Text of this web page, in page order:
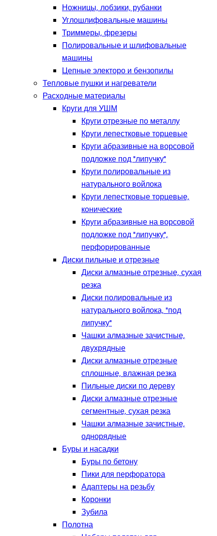
Ножницы, лобзики, рубанки
Углошлифовальные машины
Триммеры, фрезеры
Полировальные и шлифовальные
машины
Цепные электоро и бензопилы
Тепловые пушки и нагреватели
Расходные материалы
Круги для УШМ
Круги отрезные по металлу
Круги лепестковые торцевые
Круги абразивные на ворсовой
подложке под "липучку"
Круги полировальные из
натурального войлока
Круги лепестковые торцевые,
конические
Круги абразивные на ворсовой
подложке под "липучку",
перфорированные
Диски пильные и отрезные
Диски алмазные отрезные, сухая
резка
Диски полировальные из
натурального войлока, "под
липучку"
Чашки алмазные зачистные,
двухрядные
Диски алмазные отрезные
сплошные, влажная резка
Пильные диски по дереву
Диски алмазные отрезные
сегментные, сухая резка
Чашки алмазные зачистные,
однорядные
Буры и насадки
Буры по бетону
Пики для перфоратора
Адаптеры на резьбу
Коронки
Зубила
Полотна